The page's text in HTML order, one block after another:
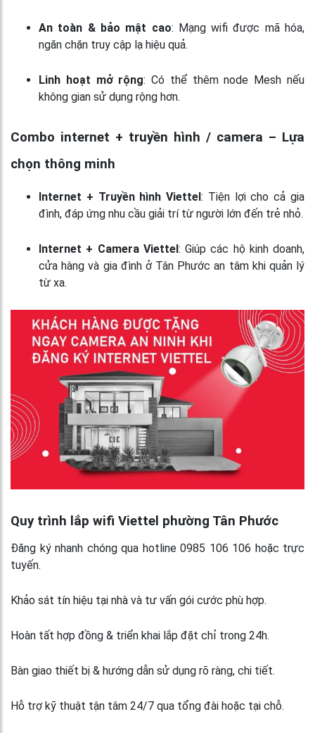
An toàn & bảo mật cao: Mạng wifi được mã hóa,
ngăn chặn truy cập lạ hiệu quả.
Linh hoạt mở rộng: Có thể thêm node Mesh nếu
không gian sử dụng rộng hơn.
Combo internet + truyền hình / camera – Lựa
chọn thông minh
Internet + Truyền hình Viettel: Tiện lợi cho cả gia
đình, đáp ứng nhu cầu giải trí từ người lớn đến trẻ nhỏ.
Internet + Camera Viettel: Giúp các hộ kinh doanh,
cửa hàng và gia đình ở Tân Phước an tâm khi quản lý
từ xa.
Quy trình lắp wifi Viettel phường Tân Phước
Đăng ký nhanh chóng qua hotline 0985 106 106 hoặc trực
tuyến.
Khảo sát tín hiệu tại nhà và tư vấn gói cước phù hợp.
Hoàn tất hợp đồng & triển khai lắp đặt chỉ trong 24h.
Bàn giao thiết bị & hướng dẫn sử dụng rõ ràng, chi tiết.
Hỗ trợ kỹ thuật tận tâm 24/7 qua tổng đài hoặc tại chỗ.